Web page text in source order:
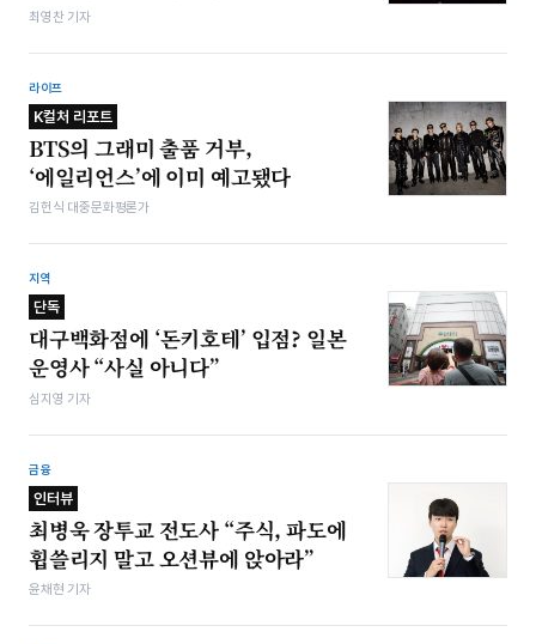
최영찬 기자
라이프
K컬처 리포트
BTS의 그래미 출품 거부,
‘에일리언스’에 이미 예고됐다
김헌식 대중문화평론가
지역
단독
대구백화점에 ‘돈키호테’ 입점? 일본
운영사 “사실 아니다”
심지영 기자
금융
인터뷰
최병욱 장투교 전도사 “주식, 파도에
휩쓸리지 말고 오션뷰에 앉아라”
윤채현 기자